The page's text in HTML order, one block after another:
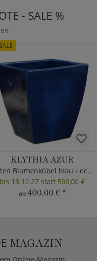
- SALE %
KLYTHIA AZUR
Garten Blumenkübel blau - eckig
bis 18.12.27 statt500,00 €
ab 400,00 € *
MAGAZIN